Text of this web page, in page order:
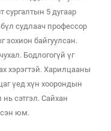
сургалтын 5 дугаар
судлаач профессор
зохион байгуулсан.
Бодлогогүй үг
хэрэгтэй. Харилцааны
үед хүн хоорондын
сэтгэл. Сайхан
юм.